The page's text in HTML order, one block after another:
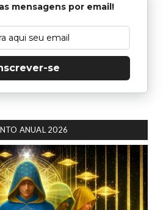
mensagens por email!
se
ANUAL 2026